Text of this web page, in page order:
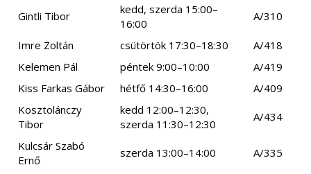
Gintli Tibor
kedd, szerda 15:00–
16:00
A/310
Imre Zoltán csütörtök 17:30–18:30
A/418
Kelemen Pál
péntek 9:00–10:00
A/419
Kiss Farkas Gábor
hétfő 14:30–16:00
A/409
Kosztolánczy
Tibor
kedd 12:00–12:30,
szerda 11:30–12:30
A/434
Kulcsár Szabó
Ernő
szerda 13:00–14:00 A/335